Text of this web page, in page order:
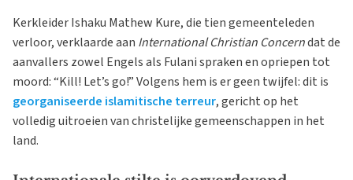
Kerkleider Ishaku Mathew Kure, die tien gemeenteleden
verloor, verklaarde aan International Christian Concerndat de
aanvallers zowel Engels als Fulani spraken en opriepen tot
moord: “Kill! Let’s go!” Volgens hem is er geen twijfel: dit is
georganiseerde islamitische terreur, gericht op het
volledig uitroeien van christelijke gemeenschappen in het
land.